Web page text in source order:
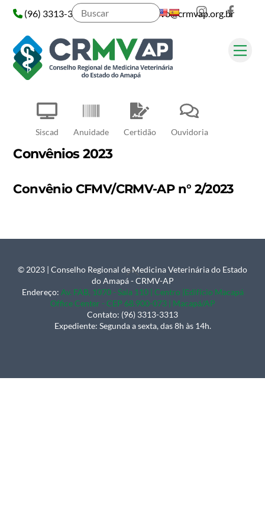
Skip
content
Siscad Anuidade Certidão Ouvidoria
Instagram
(96) 3313-3313
administrativo@crmvap.org.br
Pesquisar
Convênios 2023
Convênio CFMV/CRMV-AP n° 2/2023
Back
To
Top
© 2023 | Conselho Regional de Medicina Veterinária do Estado
do Amapá - CRMV-AP
Endereço: Av. FAB, 1070 - Sala 110 | Centro |Edifício Macapá
Office Center - CEP 68.900-073 | Macapá/AP
Contato: (96) 3313-3313
Expediente: Segunda a sexta, das 8h às 14h.